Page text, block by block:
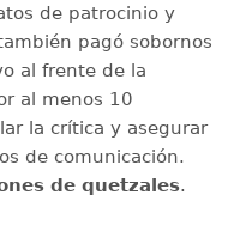
de patrocinio y
pagó sobornos
al frente de la
al menos 10
la crítica y asegurar
de comunicación.
de quetzales.